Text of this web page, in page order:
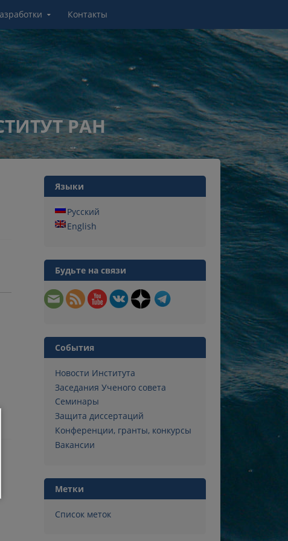
Контакты
РАН
Языки
Русский
English
Будьте на связи
События
Новости Института
Заседания Ученого совета
Семинары
Защита диссертаций
Конференции, гранты, конкурсы
Вакансии
Метки
Список меток